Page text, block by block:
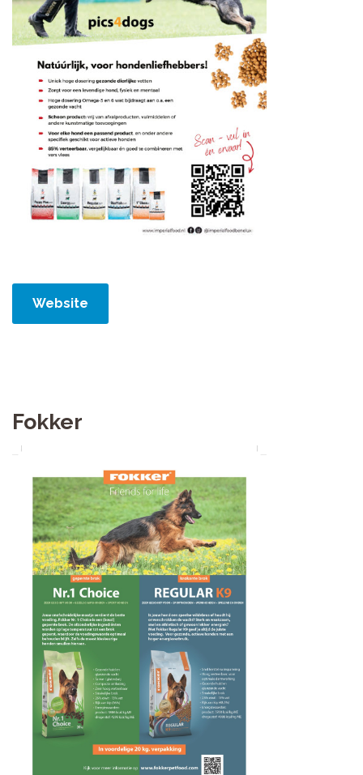
Website
Fokker